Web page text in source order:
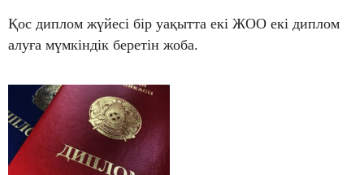
Қос диплом жүйесі бір уақытта екі ЖОО екі диплом
алуға мүмкіндік беретін жоба.